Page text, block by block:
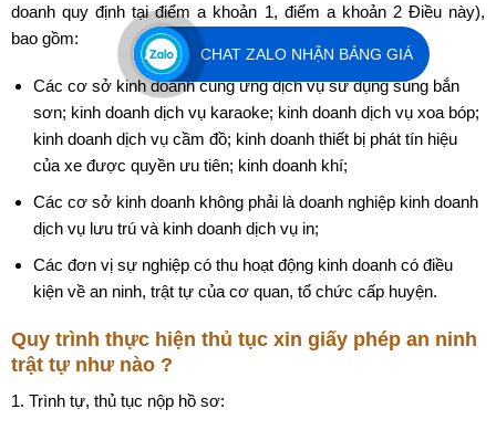
doanh quy định tại điểm a khoản 1, điểm a khoản 2 Điều này),
bao gồm:
Các cơ sở kinh doanh cung ứng dịch vụ sử dụng súng bắn
sơn; kinh doanh dịch vụ karaoke; kinh doanh dịch vụ xoa bóp;
kinh doanh dịch vụ cầm đồ; kinh doanh thiết bị phát tín hiệu
của xe được quyền ưu tiên; kinh doanh khí;
Các cơ sở kinh doanh không phải là doanh nghiệp kinh doanh
dịch vụ lưu trú và kinh doanh dịch vụ in;
Các đơn vị sự nghiệp có thu hoạt động kinh doanh có điều
kiện về an ninh, trật tự của cơ quan, tổ chức cấp huyện.
Quy trình thực hiện thủ tục xin giấy phép an ninh
trật tự như nào ?
1. Trình tự, thủ tục nộp hồ sơ:
CHAT ZALO NHẬN BẢNG GIÁ